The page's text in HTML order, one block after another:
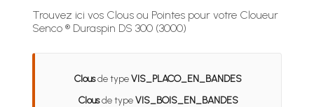
Trouvez ici vos Clous ou Pointes pour votre Cloueur
Senco ® Duraspin DS 300 (3000)
Clousde typeVIS_PLACO_EN_BANDES
Clousde typeVIS_BOIS_EN_BANDES